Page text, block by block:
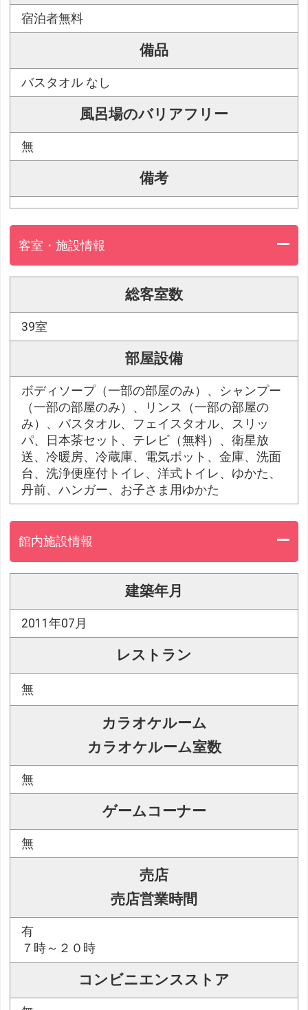
宿泊者無料
備品
バスタオル なし
風呂場のバリアフリー
無
備考
客室・施設情報
総客室数
39室
部屋設備
ボディソープ（一部の部屋のみ）、シャンプー
（一部の部屋のみ）、リンス（一部の部屋の
み）、バスタオル、フェイスタオル、スリッ
パ、日本茶セット、テレビ（無料）、衛星放
送、冷暖房、冷蔵庫、電気ポット、金庫、洗面
台、洗浄便座付トイレ、洋式トイレ、ゆかた、
丹前、ハンガー、お子さま用ゆかた
館内施設情報
建築年月
2011年07月
レストラン
無
カラオケルーム
カラオケルーム室数
無
ゲームコーナー
無
売店
売店営業時間
有
７時～２０時
コンビニエンスストア